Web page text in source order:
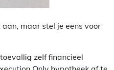
maar stel je eens voor
zelf financieel